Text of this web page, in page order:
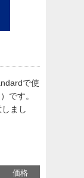
で使
です。
まし
価格